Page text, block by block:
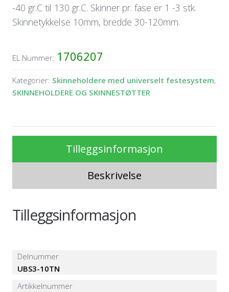
-40 gr.C til 130 gr.C. Skinner pr. fase er 1 -3 stk.
Skinnetykkelse 10mm, bredde 30-120mm.
EL Nummer: 1706207
Kategorier: Skinneholdere med universelt festesystem,
SKINNEHOLDERE OG SKINNESTØTTER
Tilleggsinformasjon
Beskrivelse
Tilleggsinformasjon
Delnummer
UBS3-10TN
Artikkelnummer